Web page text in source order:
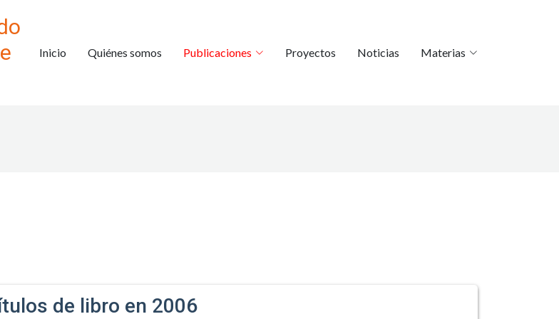
Inicio Quiénes somos Publicaciones Proyectos Noticias Materias
de libro en 2006